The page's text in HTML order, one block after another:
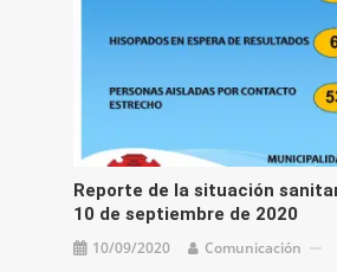
Reporte de la situación
10 de septiembre de 2020
10/09/2020 Comunicación